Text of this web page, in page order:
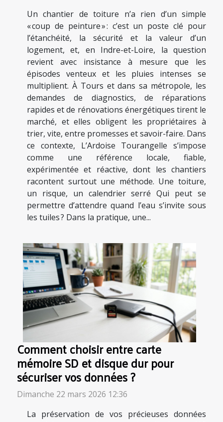
Un chantier de toiture n’a rien d’un simple
« coup de peinture » : c’est un poste clé pour
l’étanchéité, la sécurité et la valeur d’un
logement, et, en Indre-et-Loire, la question
revient avec insistance à mesure que les
épisodes venteux et les pluies intenses se
multiplient. À Tours et dans sa métropole, les
demandes de diagnostics, de réparations
rapides et de rénovations énergétiques tirent le
marché, et elles obligent les propriétaires à
trier, vite, entre promesses et savoir-faire. Dans
ce contexte, L’Ardoise Tourangelle s’impose
comme une référence locale, fiable,
expérimentée et réactive, dont les chantiers
racontent surtout une méthode. Une toiture,
un risque, un calendrier serré Qui peut se
permettre d’attendre quand l’eau s’invite sous
les tuiles ? Dans la pratique, une...
Comment choisir entre carte
mémoire SD et disque dur pour
sécuriser vos données ?
Dimanche 22 mars 2026 12:36
La préservation de vos précieuses données